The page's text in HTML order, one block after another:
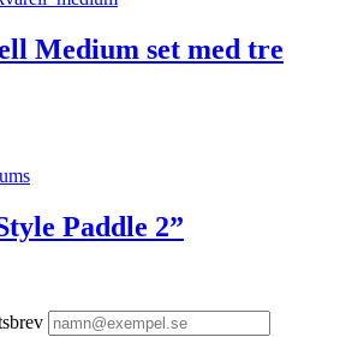
Medium set med tre
Paddle 2”